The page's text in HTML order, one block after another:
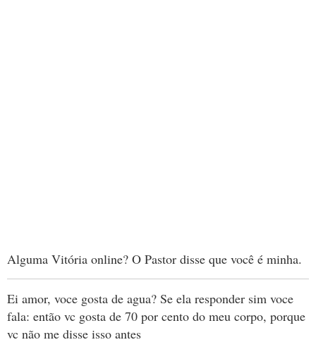
Alguma Vitória online? O Pastor disse que você é minha.
Ei amor, voce gosta de agua? Se ela responder sim voce
fala: então vc gosta de 70 por cento do meu corpo, porque
vc não me disse isso antes